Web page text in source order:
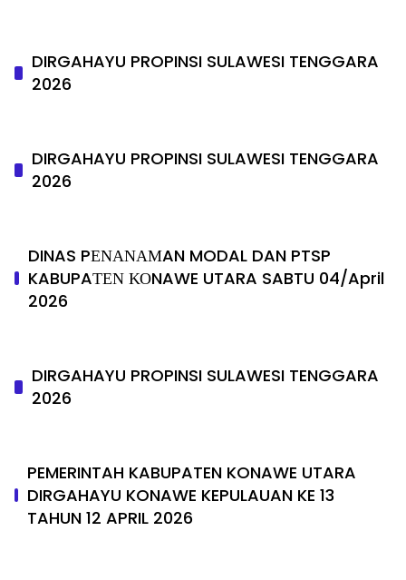
DIRGAHAYU PROPINSI SULAWESI TENGGARA
2026
DIRGAHAYU PROPINSI SULAWESI TENGGARA
2026
DINAS PΕΝΑΝΑΜAN MODAL DAN PTSP
KABUPAΤΕΝ ΚΟNAWE UTARA SABTU 04/April
2026
DIRGAHAYU PROPINSI SULAWESI TENGGARA
2026
PEMERINTAH KABUPATEN KONAWE UTARA
DIRGAHAYU KONAWE KEPULAUAN KE 13
TAHUN 12 APRIL 2026